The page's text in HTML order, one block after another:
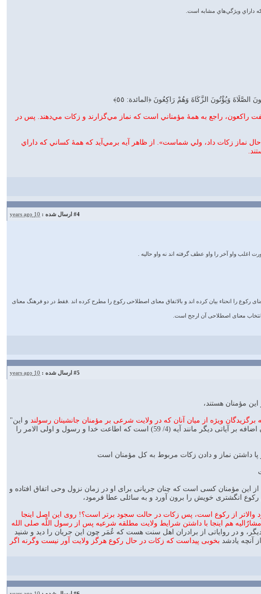
وَيُؤْتُونَ الزَّكَاةَ وَهُمْ رَاكِعُونَ ﴿المائدة: ٥٥﴾
راکعون، راجع به همهٔ مؤمناني است که نماز مي‌گزارند و زکات مي‌دهند. پس در
نماز زکات داد، ولي شماست». از ظاهر آيه برمي‌آيد که همهٔ کساني که داراي
#4 ارسال شده : 10 years ago
واو آخر را واو عطف گرفته اند نه واو حالیه .
را انحناء بیان کرده اند و بالاتفاق معنای اصطلاحی رکوع را مطرح کرده اند .فقط در دو فرهنگ معنای
معنای اصطلاحی آن ارجح است.
#5 ارسال شده : 10 years ago
مؤمنان هستند،
ويژه از ميان آنان كه در ولايت شرعى بر مؤمنان جانشينان رسولند و اين"
الذين آمنوا" عنوانى مشير است كه اشاره به شخص يا گروهى ويژه دارد، و از جمله ادله قرآنى آن اضافه بر آياتى ديگر مانند آيه (4/ 59) است كه اطاعت خدا و رسول و اولى الامر را
پا داشتن نماز و دادن زكات مربوط به كل مؤمنان است
اين مؤمنان كسى است كه چنان جريانى براى او در زمان نزول وحى اتفاق افتاده و
انگشترى خويش را برون آورد و به سائلى عطا فرمود،
والاتر از ركوع است، پس زكات در حالت سجود برتر است؟! روى اين اصل اينجا
هم اينجا با داشتن شرايط ولايت مطلقه شرعيه پس از رسول اللَّه صلى الله
و در رواياتى از برادران اهل سنت هست كه عُمَر چون اين جريان را ديد و شنيد
آنچه يادشد بخوبى پيداست كه زكات در حال ركوع هرگز ولايت آور نيست وگرنه اگر